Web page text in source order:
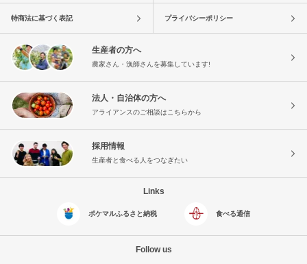
特商法に基づく表記 プライバシーポリシー
生産者の方へ
農家さん・漁師さんを募集しています!
法人・自治体の方へ
アライアンスのご相談はこちらから
採用情報
生産者と食べる人をつなぎたい
Links
ポケマルふるさと納税 食べる通信
Follow us